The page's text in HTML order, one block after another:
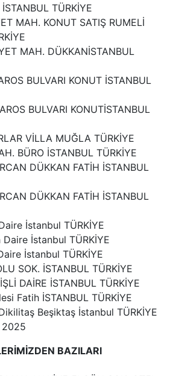
TÜRKİYE
MAH. KONUT SATIŞ RUMELİ
MAH. DÜKKANİSTANBUL
BULVARI KONUT İSTANBUL
BULVARI KONUTİSTANBUL
VİLLA MUĞLA TÜRKİYE
BÜRO İSTANBUL TÜRKİYE
DÜKKAN FATİH İSTANBUL
DÜKKAN FATİH İSTANBUL
İstanbul TÜRKİYE
İstanbul TÜRKİYE
İstanbul TÜRKİYE
SOK. İSTANBUL TÜRKİYE
DAİRE İSTANBUL TÜRKİYE
Fatih İSTANBUL TÜRKİYE
Beşiktaş İstanbul TÜRKİYE
2025
BAZILARI